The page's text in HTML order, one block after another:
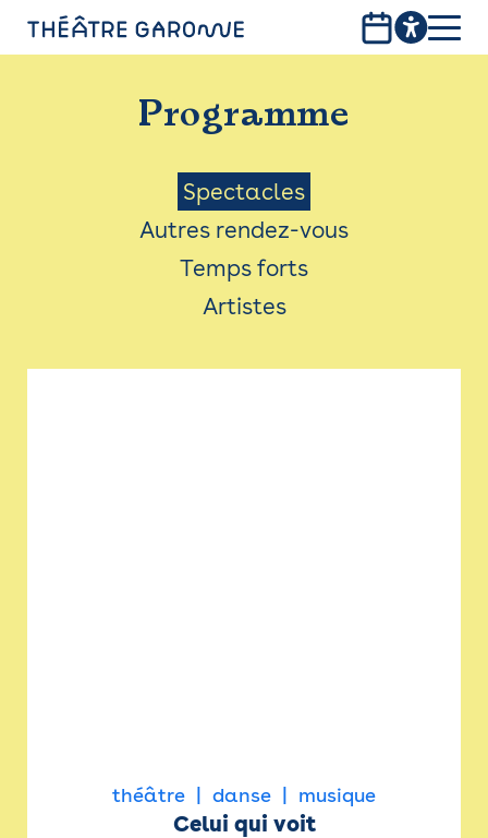
PROGRAMME
INFOS PRATIQUES
AVEC LES PUBLICS
ACCESSIBILITÉ
LES PRODUCTIONS
Programme
Menu
Saison
Spectacles
Autres rendez-vous
Temps forts
Artistes
théâtre danse musique
Celui qui voit